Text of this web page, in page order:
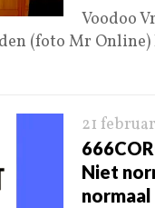
Voodoo
(foto Mr
21
Niet
normaal